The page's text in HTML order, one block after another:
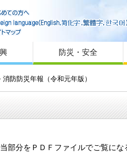
防災・安全
消防防災年報（令和元年版）
部分をＰＤＦファイルでご覧にな